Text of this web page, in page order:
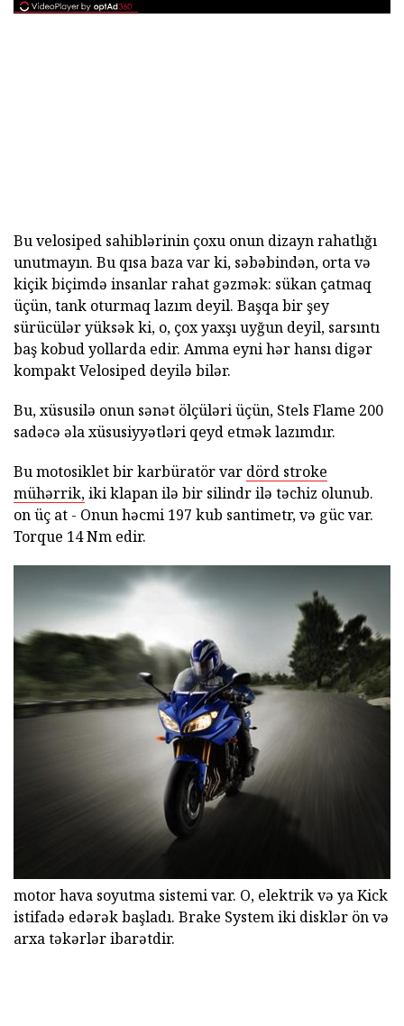
Bu velosiped sahiblərinin çoxu onun dizayn rahatlığı
unutmayın. Bu qısa baza var ki, səbəbindən, orta və
kiçik biçimdə insanlar rahat gəzmək: sükan çatmaq
üçün, tank oturmaq lazım deyil. Başqa bir şey
sürücülər yüksək ki, o, çox yaxşı uyğun deyil, sarsıntı
baş kobud yollarda edir. Amma eyni hər hansı digər
kompakt Velosiped deyilə bilər.
Bu, xüsusilə onun sənət ölçüləri üçün, Stels Flame 200
sadəcə əla xüsusiyyətləri qeyd etmək lazımdır.
Bu motosiklet bir karbüratör var dörd stroke
mühərrik,iki klapan ilə bir silindr ilə təchiz olunub.
on üç at - Onun həcmi 197 kub santimetr, və güc var.
Torque 14 Nm edir.
motor hava soyutma sistemi var. O, elektrik və ya Kick
istifadə edərək başladı. Brake System iki disklər ön və
arxa təkərlər ibarətdir.